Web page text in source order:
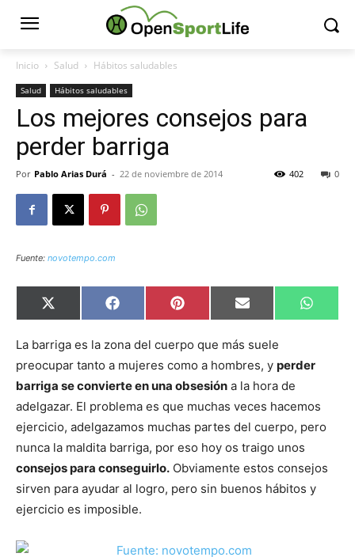
Inicio Salud Hábitos saludables
Salud Hábitos saludables
Los mejores consejos para
perder barriga
Por Pablo Arias Durá - 22 de noviembre de 2014 0
402
Fuente: novotempo.com
Compartir
en
X
(Twitter)
Compartir
en
Facebook Compartir
en
Pinterest Compartir
en
Email
en
La barriga es la zona del cuerpo que más suele
preocupar tanto a mujeres como a hombres, y perder
barriga se convierte en una obsesión a la hora de
adelgazar. El problema es que muchas veces hacemos
ejercicio, adelgazamos muchas partes del cuerpo, pero
nunca la maldita barriga, por eso hoy os traigo unos
consejos para conseguirlo. Obviamente estos consejos
sirven para ayudar al logro, pero sin buenos hábitos y
ejercicio es imposible.